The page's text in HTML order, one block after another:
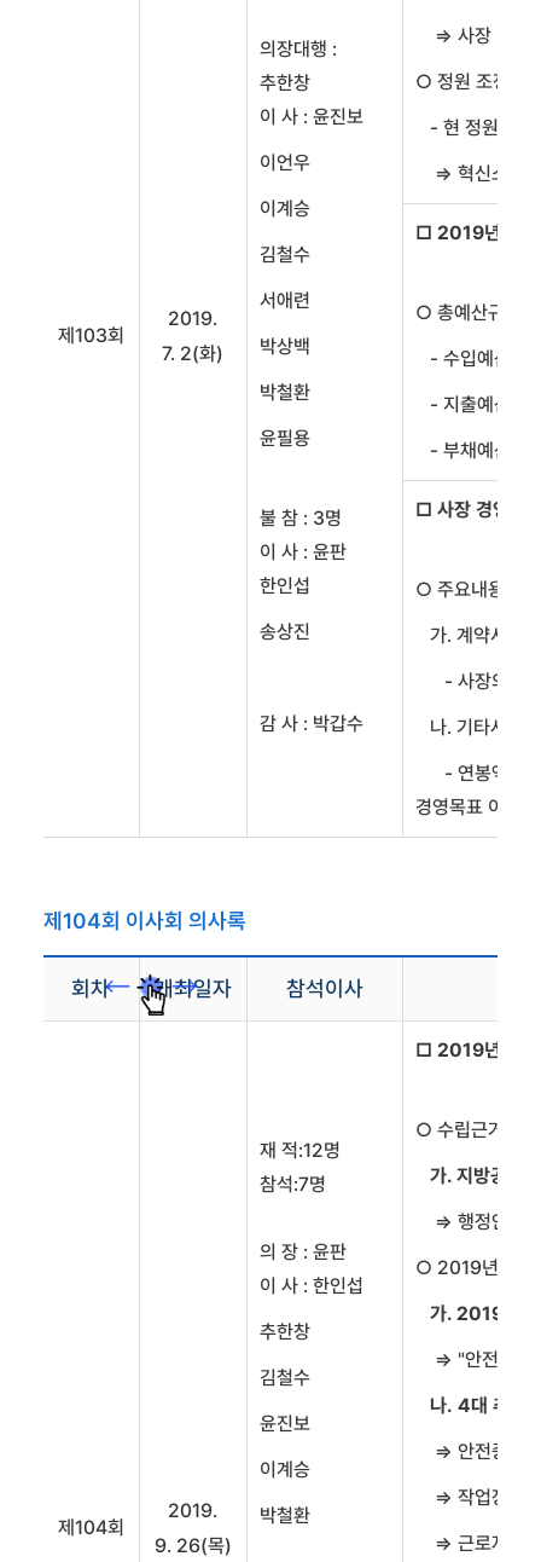
제103회
2019.
7. 2(화)
의장대행 :
추한창
이 사 : 윤진보
이언우
이계승
김철수
서애련
박상백
박철환
윤필용
불 참 : 3명
이 사 : 윤판
한인섭
송상진
감 사 : 박갑수
⇒ 사장 2이사
○ 정원 조정사
- 현 정원(577
⇒ 혁신소통팀
□ 2019년 제1
○ 총예산규모 :
- 수입예산 :
- 지출예산 :
- 부채예산 :
□ 사장 경영성
○ 주요내용
가. 계약서
- 사장의 권한
나. 기타사항
- 연봉액, 경영
경영목표 이행
제104회 이사회 의사록
회차 개최일자 참석이사
제104회
2019.
9. 26(목)
재 적:12명
참석:7명
의 장 : 윤판
이 사 : 한인섭
추한창
김철수
윤진보
이계승
박철환
□ 2019년 안전
○ 수립근거
가. 지방공공
⇒ 행정안전
○ 2019년 안전
가. 2019년
⇒ "안전사고
나. 4대 추진
⇒ 안전중심
⇒ 작업장 및
⇒ 근로자 안